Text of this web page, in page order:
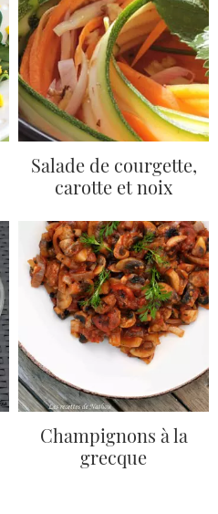
Salade de courgette,
carotte et noix
Champignons à la
grecque